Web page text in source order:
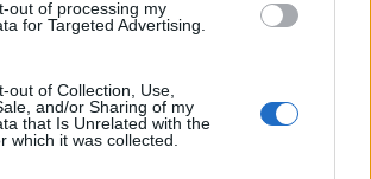
out of processing my
for Targeted Advertising.
out of Collection, Use,
and/or Sharing of my
that Is Unrelated with the
which it was collected.
valamint
ahol a megtérülés
számszerűsíthető.